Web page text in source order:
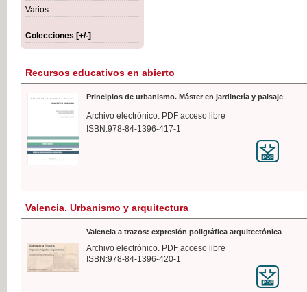
Varios
Colecciones [+/-]
Recursos educativos en abierto
Principios de urbanismo. Máster en jardinería y paisaje
Archivo electrónico. PDF acceso libre
ISBN:978-84-1396-417-1
Valencia. Urbanismo y arquitectura
Valencia a trazos: expresión poligráfica arquitectónica
Archivo electrónico. PDF acceso libre
ISBN:978-84-1396-420-1